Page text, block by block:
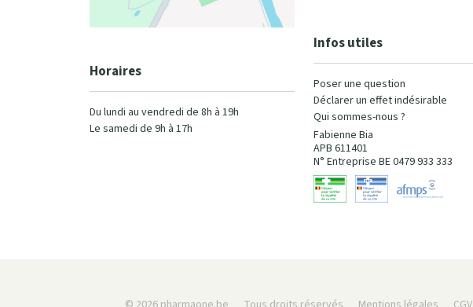
Horaires
Du lundi au vendredi de 8h à 19h
Le samedi de 9h à 17h
Infos utiles
Poser une question
Déclarer un effet indésirable
Qui sommes-nous ?
Fabienne Bia
APB 611401
N° Entreprise BE 0479 933 333